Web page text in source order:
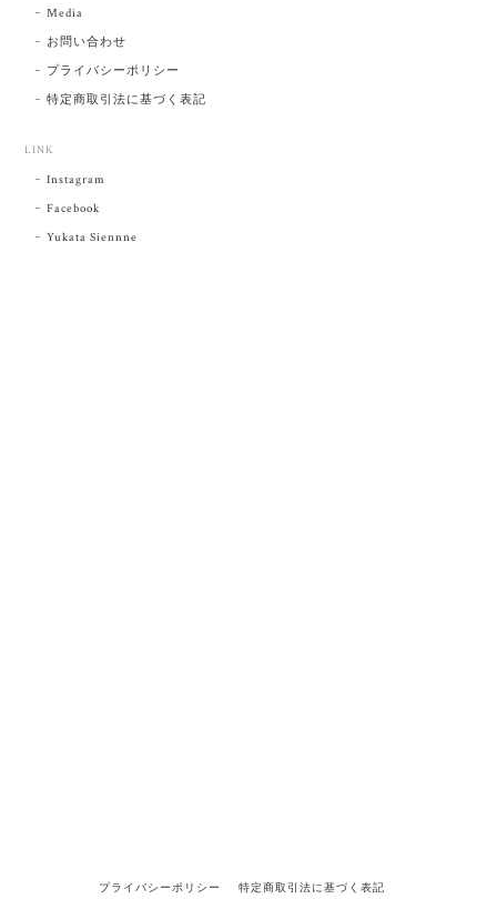
Media
お問い合わせ
プライバシーポリシー
特定商取引法に基づく表記
LINK
Instagram
Facebook
Yukata Siennne
プライバシーポリシー 特定商取引法に基づく表記